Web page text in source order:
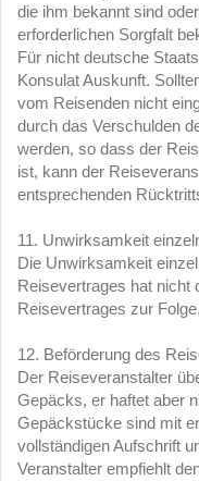
die ihm bekannt sind
erforderlichen Sorgfalt
Für nicht deutsche
Konsulat Auskunft.
vom Reisenden nicht
durch das Verschulden
werden, so dass der
ist, kann der
entsprechenden
11. Unwirksamkeit
Die Unwirksamkeit
Reisevertrages hat
Reisevertrages zur Folge.
12. Beförderung des
Der Reiseveranstalter
Gepäcks, er haftet aber
Gepäckstücke sind mit
vollständigen Aufschrift
Veranstalter empfiehlt